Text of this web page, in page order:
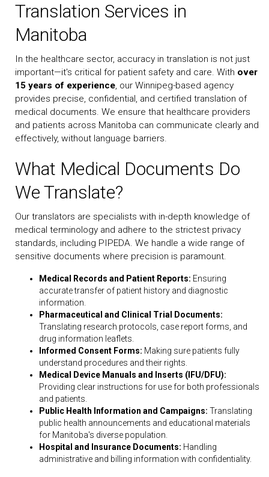
Translation Services in
Manitoba
In the healthcare sector, accuracy in translation is not just
important—it's critical for patient safety and care. With over
15 years of experience, our Winnipeg-based agency
provides precise, confidential, and certified translation of
medical documents. We ensure that healthcare providers
and patients across Manitoba can communicate clearly and
effectively, without language barriers.
What Medical Documents Do
We Translate?
Our translators are specialists with in-depth knowledge of
medical terminology and adhere to the strictest privacy
standards, including PIPEDA. We handle a wide range of
sensitive documents where precision is paramount.
Medical Records and Patient Reports: Ensuring
accurate transfer of patient history and diagnostic
information.
Pharmaceutical and Clinical Trial Documents:
Translating research protocols, case report forms, and
drug information leaflets.
Informed Consent Forms: Making sure patients fully
understand procedures and their rights.
Medical Device Manuals and Inserts (IFU/DFU):
Providing clear instructions for use for both professionals
and patients.
Public Health Information and Campaigns: Translating
public health announcements and educational materials
for Manitoba's diverse population.
Hospital and Insurance Documents: Handling
administrative and billing information with confidentiality.